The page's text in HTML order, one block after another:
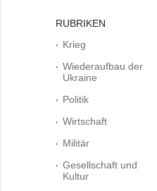
RUBRIKEN
Krieg
Wiederaufbau der
Ukraine
Politik
Wirtschaft
Militär
Gesellschaft und
Kultur